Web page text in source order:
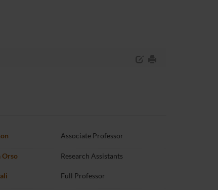
Associate Professor
Orso Research Assistants
Full Professor